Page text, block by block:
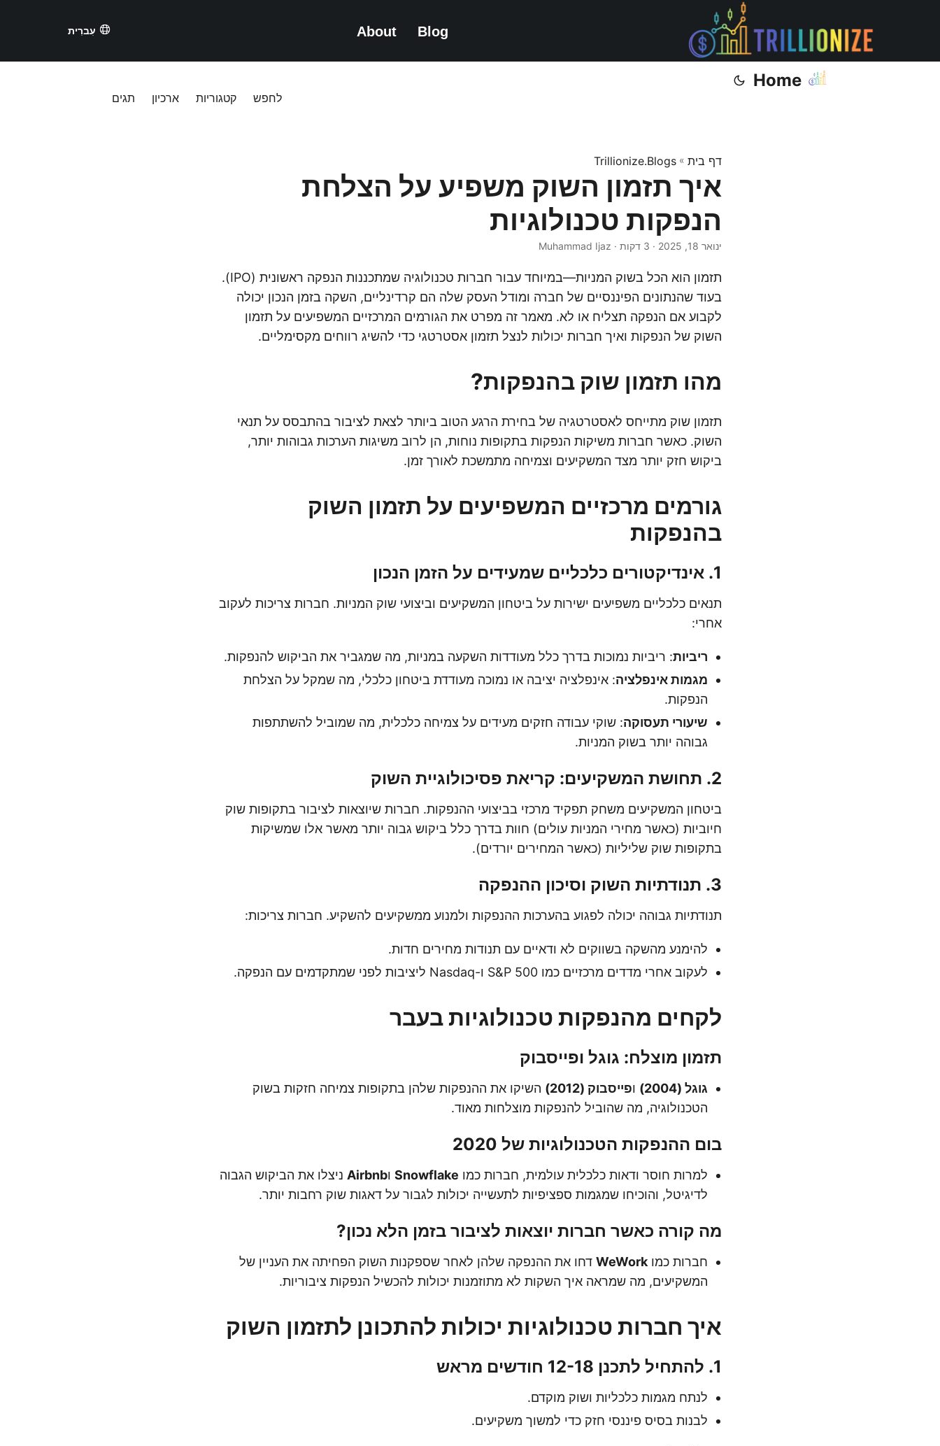
Blog
About עִברִית
Home
לחפש קטגוריות ארכיון תגים
דף בית »
Trillionize.Blogs
איך תזמון השוק משפיע על הצלחת
הנפקות טכנולוגיות
ינואר 18, 2025 · 3 דקות · Muhammad Ijaz
תזמון הוא הכל בשוק המניות—במיוחד עבור חברות טכנולוגיה שמתכננות הנפקה ראשונית (IPO).
בעוד שהנתונים הפיננסיים של חברה ומודל העסק שלה הם קרדינליים, השקה בזמן הנכון יכולה
לקבוע אם הנפקה תצליח או לא. מאמר זה מפרט את הגורמים המרכזיים המשפיעים על תזמון
השוק של הנפקות ואיך חברות יכולות לנצל תזמון אסטרטגי כדי להשיג רווחים מקסימליים.
מהו תזמון שוק בהנפקות?
תזמון שוק מתייחס לאסטרטגיה של בחירת הרגע הטוב ביותר לצאת לציבור בהתבסס על תנאי
השוק. כאשר חברות משיקות הנפקות בתקופות נוחות, הן לרוב משיגות הערכות גבוהות יותר,
ביקוש חזק יותר מצד המשקיעים וצמיחה מתמשכת לאורך זמן.
גורמים מרכזיים המשפיעים על תזמון השוק
בהנפקות
1. אינדיקטורים כלכליים שמעידים על הזמן הנכון
תנאים כלכליים משפיעים ישירות על ביטחון המשקיעים וביצועי שוק המניות. חברות צריכות לעקוב
אחרי:
ריביות: ריביות נמוכות בדרך כלל מעודדות השקעה במניות, מה שמגביר את הביקוש להנפקות.
מגמות אינפלציה: אינפלציה יציבה או נמוכה מעודדת ביטחון כלכלי, מה שמקל על הצלחת
הנפקות.
שיעורי תעסוקה: שוקי עבודה חזקים מעידים על צמיחה כלכלית, מה שמוביל להשתתפות
גבוהה יותר בשוק המניות.
2. תחושת המשקיעים: קריאת פסיכולוגיית השוק
ביטחון המשקיעים משחק תפקיד מרכזי בביצועי ההנפקות. חברות שיוצאות לציבור בתקופות שוק
חיוביות (כאשר מחירי המניות עולים) חוות בדרך כלל ביקוש גבוה יותר מאשר אלו שמשיקות
בתקופות שוק שליליות (כאשר המחירים יורדים).
3. תנודתיות השוק וסיכון ההנפקה
תנודתיות גבוהה יכולה לפגוע בהערכות ההנפקות ולמנוע ממשקיעים להשקיע. חברות צריכות:
להימנע מהשקה בשווקים לא ודאיים עם תנודות מחירים חדות.
לעקוב אחרי מדדים מרכזיים כמו S&P 500 ו-Nasdaq ליציבות לפני שמתקדמים עם הנפקה.
לקחים מהנפקות טכנולוגיות בעבר
תזמון מוצלח: גוגל ופייסבוק
גוגל (2004) ופייסבוק (2012)
השיקו את ההנפקות שלהן בתקופות צמיחה חזקות בשוק
הטכנולוגיה, מה שהוביל להנפקות מוצלחות מאוד.
בום ההנפקות הטכנולוגיות של 2020
למרות חוסר ודאות כלכלית עולמית, חברות כמו Snowflake וAirbnb ניצלו את הביקוש הגבוה
לדיגיטל, והוכיחו שמגמות ספציפיות לתעשייה יכולות לגבור על דאגות שוק רחבות יותר.
מה קורה כאשר חברות יוצאות לציבור בזמן הלא נכון?
חברות כמו WeWork דחו את ההנפקה שלהן לאחר שספקנות השוק הפחיתה את העניין של
המשקיעים, מה שמראה איך השקות לא מתוזמנות יכולות להכשיל הנפקות ציבוריות.
איך חברות טכנולוגיות יכולות להתכונן לתזמון השוק
1. להתחיל לתכנן 12-18 חודשים מראש
לנתח מגמות כלכליות ושוק מוקדם.
לבנות בסיס פיננסי חזק כדי למשוך משקיעים.